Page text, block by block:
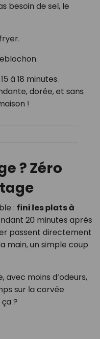
besoin de sel, le
à 18 minutes.
dorée, et sans
!
? Zéro
: fini les plats à
20 minutes après
passent directement
main, un simple coup
avec moins d’odeurs,
sur la corvée
?